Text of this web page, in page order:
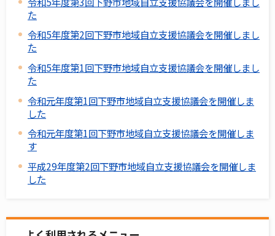
た
令和5年度第2回下野市地域自立支援協議会を開催しまし
た
令和5年度第1回下野市地域自立支援協議会を開催しまし
た
令和元年度第1回下野市地域自立支援協議会を開催しま
した
令和元年度第1回下野市地域自立支援協議会を開催しま
す
平成29年度第2回下野市地域自立支援協議会を開催しま
した